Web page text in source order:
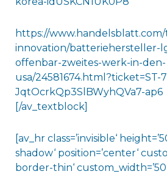
https://
innovation/batteriehersteller-
offenbar-zweites-werk-in-den-
usa/24581674.html?ticket=ST-
JqtOcrkQp3SlBWyhQVa7-ap6
[/av_textblock]
[av_hr class=’invisible‘
shadow‘ position=’center‘
border-thin‘